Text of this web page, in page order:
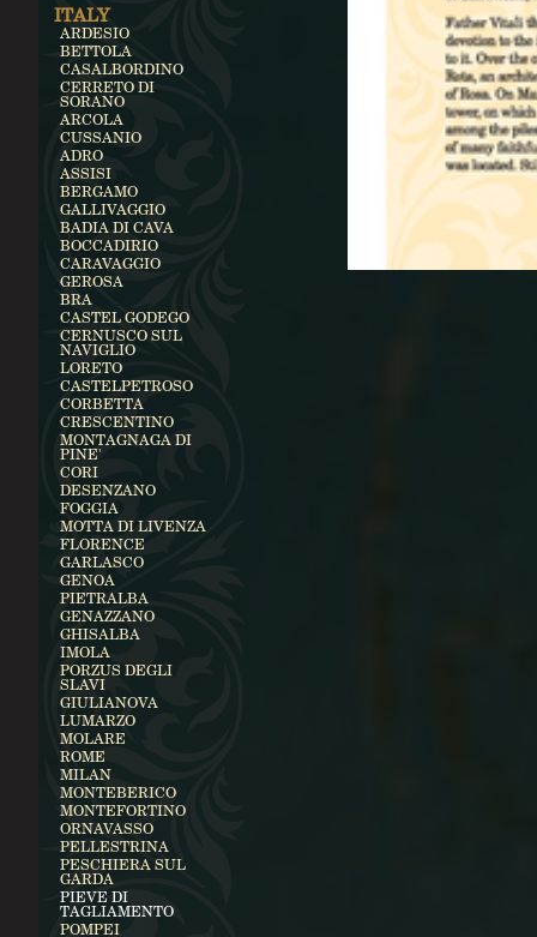
ITALY
ARDESIO
BETTOLA
CASALBORDINO
CERRETO DI
SORANO
ARCOLA
CUSSANIO
ADRO
ASSISI
BERGAMO
GALLIVAGGIO
BADIA DI CAVA
BOCCADIRIO
CARAVAGGIO
GEROSA
BRA
CASTEL GODEGO
CERNUSCO SUL
NAVIGLIO
LORETO
CASTELPETROSO
CORBETTA
CRESCENTINO
MONTAGNAGA DI
PINE'
CORI
DESENZANO
FOGGIA
MOTTA DI LIVENZA
FLORENCE
GARLASCO
GENOA
PIETRALBA
GENAZZANO
GHISALBA
IMOLA
PORZUS DEGLI
SLAVI
GIULIANOVA
LUMARZO
MOLARE
ROME
MILAN
MONTEBERICO
MONTEFORTINO
ORNAVASSO
PELLESTRINA
PESCHIERA SUL
GARDA
PIEVE DI
TAGLIAMENTO
POMPEI